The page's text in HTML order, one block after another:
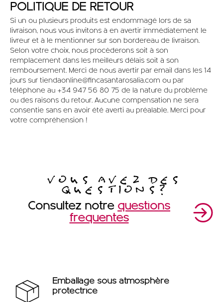
POLITIQUE DE RETOUR
Si un ou plusieurs produits est endommagé lors de sa
livraison, nous vous invitons à en avertir immédiatement le
livreur et à le mentionner sur son bordereau de livraison.
Selon votre choix, nous procèderons soit à son
remplacement dans les meilleurs délais soit à son
remboursement. Merci de nous avertir par email dans les 14
jours sur tiendaonline@fincasantarosalia.com ou par
téléphone au +34 947 56 80 75 de la nature du problème
ou des raisons du retour. Aucune compensation ne sera
consentie sans en avoir été averti au préalable. Merci pour
votre compréhension !
VOUS AVEZ DES
QUESTIONS?
Consultez notre questions
fréquentes
Emballage sous atmosphère
protectrice